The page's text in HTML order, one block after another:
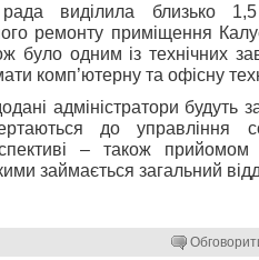
рада виділила близько
ремонту приміщення
було одним із технічних
комп’ютерну та офісну
адміністратори будуть
до управління
– також
займається загальний